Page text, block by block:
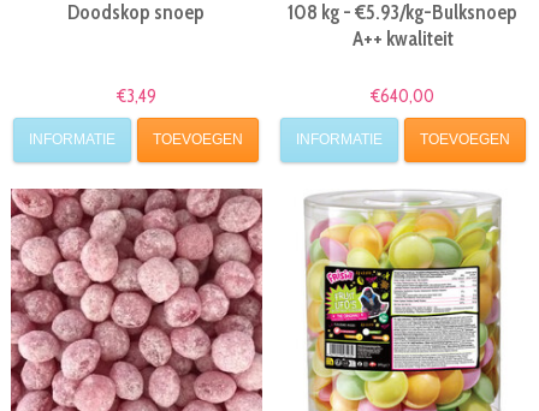
Doodskop snoep
€3,49
INFORMATIE TOEVOEGEN
108 kg - €5.93/kg-Bulksnoep
A++ kwaliteit
€640,00
INFORMATIE TOEVOEGEN